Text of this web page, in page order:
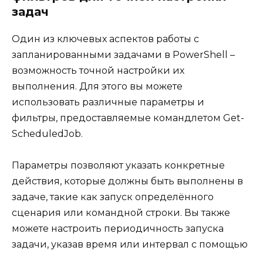
задач
Один из ключевых аспектов работы с
запланированными задачами в PowerShell –
возможность точной настройки их
выполнения. Для этого вы можете
использовать различные параметры и
фильтры, предоставляемые командлетом Get-
ScheduledJob.
Параметры позволяют указать конкретные
действия, которые должны быть выполнены в
задаче, такие как запуск определённого
сценария или командной строки. Вы также
можете настроить периодичность запуска
задачи, указав время или интервал с помощью